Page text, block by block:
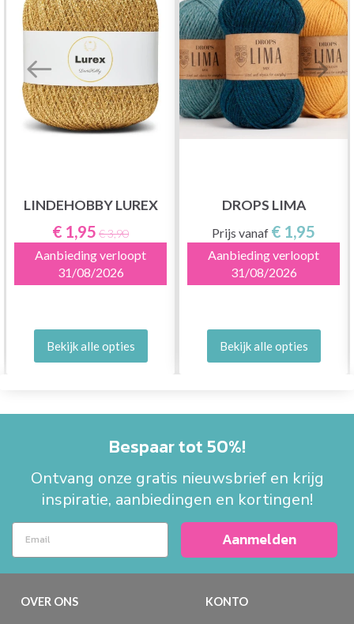
LINDEHOBBY LUREX
€ 1,95 € 3,90
Aanbieding verloopt
31/08/2026
Bekijk alle opties
DROPS LIMA
Prijs vanaf € 1,95
Aanbieding verloopt
31/08/2026
Bekijk alle opties
Bespaar tot 50%!
Ontvang onze gratis nieuwsbrief en krijg
inspiratie, aanbiedingen en kortingen!
Aanmelden
OVER ONS KONTO